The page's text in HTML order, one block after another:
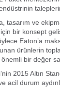
tasarım ve
bir konsept
Eaton’a
ürünlerin
bir değer
2015 Altın
acil durum